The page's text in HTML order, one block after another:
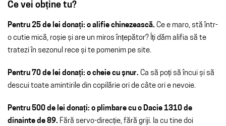
Ce vei obține tu?
Pentru 25 de lei donați: o alifie chinezească. Ce e maro, stă într-
o cutie mică, roșie și are un miros înțepător? Îți dăm alifia să te
tratezi în sezonul rece și te pomenim pe site.
Pentru 70 de lei donați: o cheie cu șnur. Ca să poți să încui și să
descui toate amintirile din copilărie ori de câte ori e nevoie.
Pentru 500 de lei donați: o plimbare cu o Dacie 1310 de
dinainte de 89. Fără servo-direcție, fără griji. Ia cu tine doi